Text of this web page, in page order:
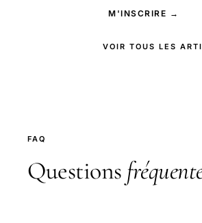
M'INSCRIRE →
VOIR TOUS LES
FAQ
Questions